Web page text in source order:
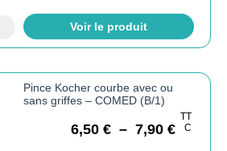
Voir le produit
Pince Kocher courbe avec ou
sans griffes – COMED (B/1)
6,50 € – 7,90 €
TT
C